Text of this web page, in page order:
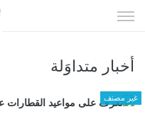
الى
أخبار متداوَلة
غير مصنف